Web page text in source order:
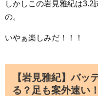
しかしこの岩見雅紀は3.2
の。
いやぁ楽しみだ！！！
【岩見雅紀】バッ
る？足も案外速い